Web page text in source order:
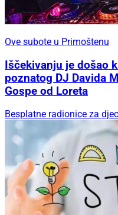
Ove subote u Primoštenu
Iščekivanju je došao
poznatog DJ Davida
Gospe od Loreta
Besplatne radionice za